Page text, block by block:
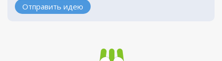
Отправить идею